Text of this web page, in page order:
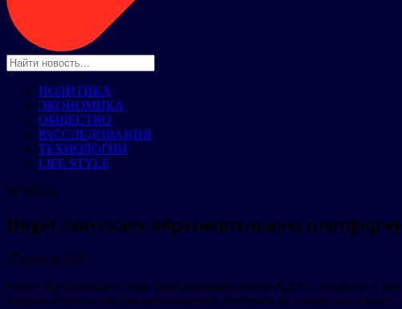
ПОЛИТИКА
ЭКОНОМИКА
ОБЩЕСТВО
РАССЛЕДОВАНИЯ
ТЕХНОЛОГИИ
LIFE STYLE
КРИПТА
Bitget запускает образовательную
27 апреля 2026
Bitget, крупнейшая в мире универсальная биржа (UEX), объявила о
помочь молодым людям рассматривать блокчейн не только как